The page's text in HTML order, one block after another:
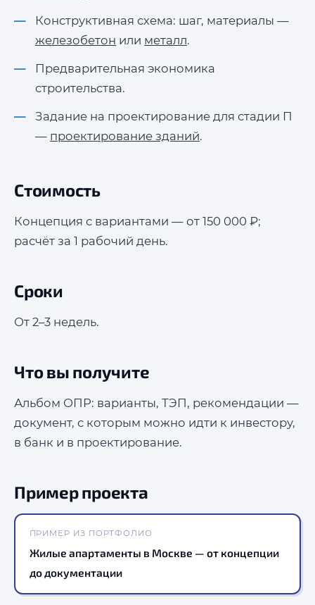
Конструктивная схема: шаг, материалы —
железобетон или металл.
Предварительная экономика
строительства.
Задание на проектирование для стадии П
— проектирование зданий.
Стоимость
Концепция с вариантами — от 150 000 ₽;
расчёт за 1 рабочий день.
Сроки
От 2–3 недель.
Что вы получите
Альбом ОПР: варианты, ТЭП, рекомендации —
документ, с которым можно идти к инвестору,
в банк и в проектирование.
Пример проекта
ПРИМЕР ИЗ ПОРТФОЛИО
Жилые апартаменты в Москве — от концепции
до документации